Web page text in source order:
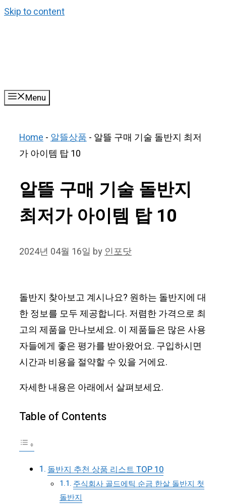
Skip to content
Menu
Home-알뜰상품- 알뜰 구매 기술 돌반지 최저
가 아이템 탑 10
알뜰 구매 기술 돌반지
최저가 아이템 탑 10
2024년 04월 16일 by인포닷
돌반지 찾아보고 계시나요? 원하는 돌반지에 대
한 정보를 모두 제공합니다. 저렴한 가격으로 최
고의 제품을 만나보세요. 이 제품들은 많은 사용
자들에게 좋은 평가를 받아왔어요. 구입하시면
시간과 비용을 절약할 수 있을 거에요.
자세한 내용은 아래에서 살펴보세요.
Table of Contents
돌반지 추천 상품 리스트 TOP 10
주식회사 골드에틱 순금 한살 돌반지 첫
돌반지